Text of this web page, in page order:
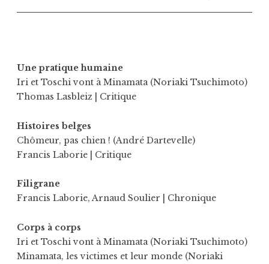
Une pratique humaine
Iri et Toschi vont à Minamata (Noriaki Tsuchimoto)
Thomas Lasbleiz | Critique
Histoires belges
Chômeur, pas chien ! (André Dartevelle)
Francis Laborie | Critique
Filigrane
Francis Laborie,Arnaud Soulier | Chronique
Corps à corps
Iri et Toschi vont à Minamata (Noriaki Tsuchimoto)
Minamata, les victimes et leur monde (Noriaki